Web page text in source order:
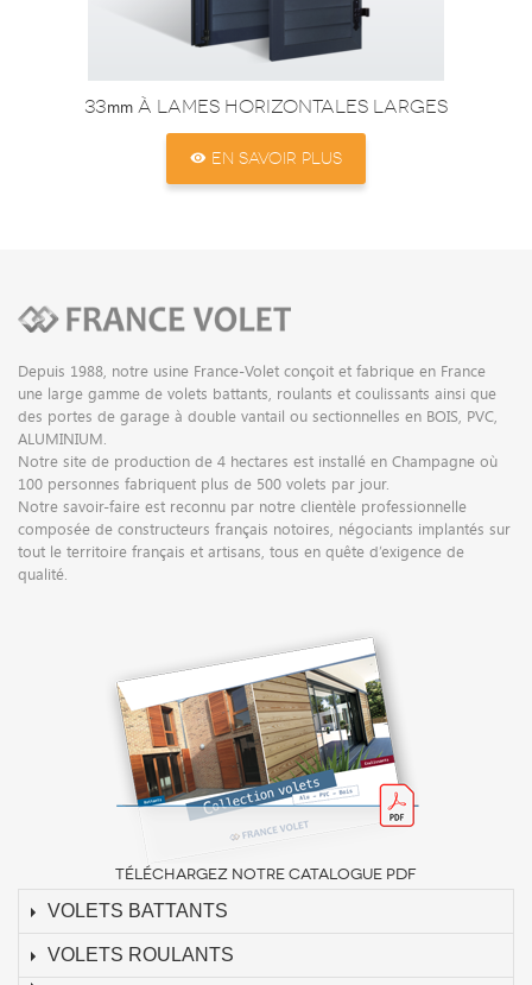
33mm à lames horizontales larges
EN SAVOIR PLUS
Depuis 1988, notre usine France-Volet conçoit et fabrique en France
une large gamme de volets battants, roulants et coulissants ainsi que
des portes de garage à double vantail ou sectionnelles en BOIS, PVC,
ALUMINIUM.
Notre site de production de 4 hectares est installé en Champagne où
100 personnes fabriquent plus de 500 volets par jour.
Notre savoir-faire est reconnu par notre clientèle professionnelle
composée de constructeurs français notoires, négociants implantés sur
tout le territoire français et artisans, tous en quête d’exigence de
qualité.
TÉLÉCHARGEZ NOTRE CATALOGUE PDF
VOLETS BATTANTS
VOLETS ROULANTS